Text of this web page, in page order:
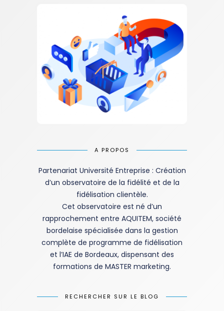
A PROPOS
Partenariat Université Entreprise : Création
d’un observatoire de la fidélité et de la
fidélisation clientèle.
Cet observatoire est né d’un
rapprochement entre AQUITEM, société
bordelaise spécialisée dans la gestion
complète de programme de fidélisation
et l’IAE de Bordeaux, dispensant des
formations de MASTER marketing.
RECHERCHER SUR LE BLOG